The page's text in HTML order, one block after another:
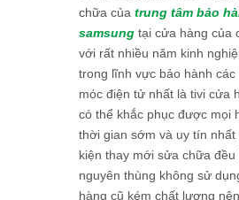
chữa của trung tâm bảo
samsung tại cửa hàng của
với rất nhiều năm kinh
trong lĩnh vực bảo hành các
móc điện tử nhất là tivi cửa
có thể khắc phục được mọi
thời gian sớm và uy tín nhất
kiện thay mới sửa chữa đều
nguyên thùng không sử
hàng cũ kém chất lượng